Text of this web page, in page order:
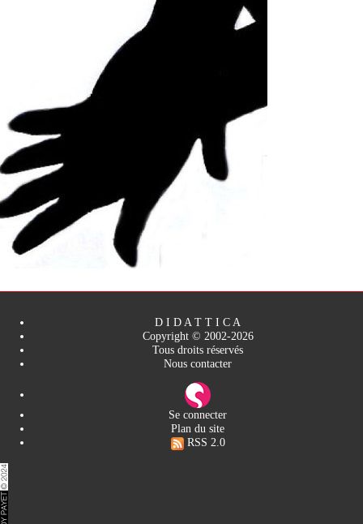
D I D A T T I C A
Copyright © 2002-2026
Tous droits réservés
Nous contacter
Se connecter
Plan du site
RSS 2.0